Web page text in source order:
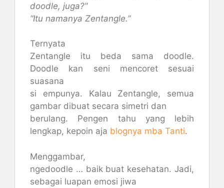
doodle, juga?”
“Itu namanya Zentangle.”
Ternyata
Zentangle itu beda sama doodle.
Doodle kan seni mencoret sesuai
suasana
si empunya. Kalau Zentangle, semua
gambar dibuat secara simetri dan
berulang. Pengen tahu yang lebih
lengkap, kepoin aja blognya mba Tanti.
Menggambar,
ngedoodle … baik buat kesehatan. Jadi,
sebagai luapan emosi jiwa